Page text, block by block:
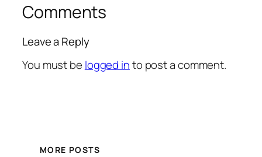
Comments
Leave a Reply
You must be logged into post a comment.
MORE POSTS